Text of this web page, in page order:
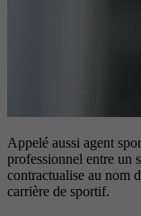
Appelé aussi agent
professionnel entre un
contractualise au nom
carrière de sportif.